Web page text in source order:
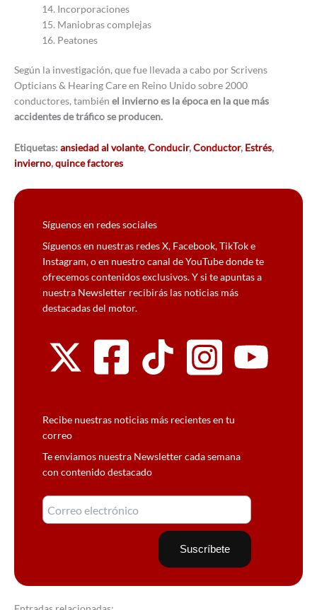
Incorporaciones
Maniobras complejas
Peatones
Según la investigación, que fue llevada a cabo por Scrivens
Opticians & Hearing Care en Reino Unido sobre 2000
conductores, también el invierno es la época en la que más
accidentes de tráfico se producen.
Etiquetas: ansiedad al volante,Conducir,Conductor, Estrés,
invierno,quince factores
Síguenos en redes sociales
Síguenos en nuestras redes X, Facebook, TikTok e
Instagram, o en nuestro canal de YouTube donde te
ofrecemos contenidos exclusivos. Y si te apuntas a
nuestra Newsletter recibirás las noticias más
destacadas del motor.
Recibe nuestras noticias más recientes en tu
correo
Te enviamos nuestra Newsletter cada semana
con contenido destacado